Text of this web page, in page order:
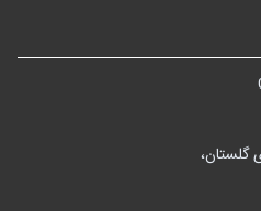
گلستان،